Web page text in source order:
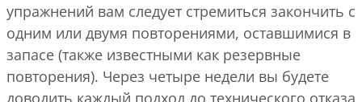
упражнений вам следует стремиться закончить с
одним или двумя повторениями, оставшимися в
запасе (также известными как резервные
повторения). Через четыре недели вы будете
доводить каждый подход до технического отказа